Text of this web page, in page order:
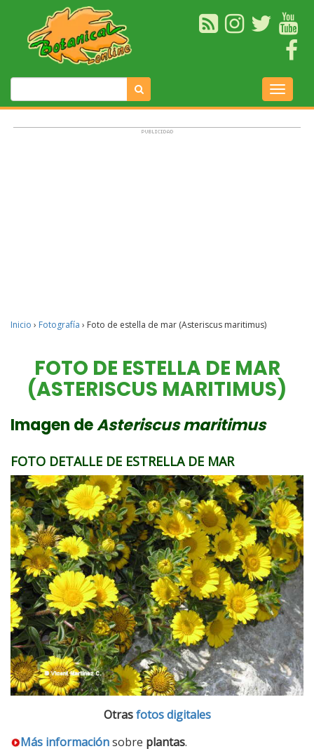
Inicio › Fotografía › Foto de estella de mar (Asteriscus maritimus)
FOTO DE ESTELLA DE MAR
(ASTERISCUS MARITIMUS)
Imagen deAsteriscus maritimus
FOTO DETALLE DE ESTRELLA DE MAR
Otrasfotos digitales
Más informaciónsobre plantas.